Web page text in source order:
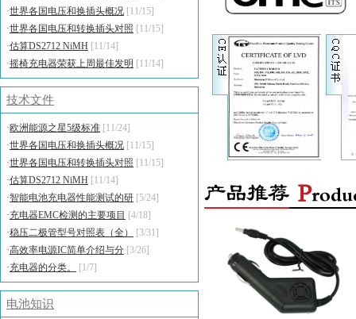
·世界各国电压和换插头概况 [11/15]
·世界各国电压和转换插头对照 [11/15]
·估算DS2712 NiMH [11/14]
·摇椅充电器荣获上周最佳发明 [11/14]
技术文件
·欧洲能源之星5级标准 [11/24]
·世界各国电压和换插头概况 [11/15]
·世界各国电压和转换插头对照 [11/15]
·估算DS2712 NiMH [11/14]
·智能电池充电器性能测试的研 [5/24]
·充电器EMC检测的主要项目 [4/18]
·稳压二极管型号对照表（全）
[3/31]
·高效率电源IC简单介绍与分 [3/26]
·充电器的分类。 [1/7]
电池知识